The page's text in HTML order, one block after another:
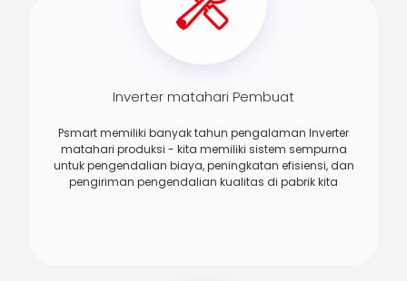
Inverter matahari Pembuat
Psmart memiliki banyak tahun pengalaman Inverter
matahari produksi - kita memiliki sistem sempurna
untuk pengendalian biaya, peningkatan efisiensi, dan
pengiriman pengendalian kualitas di pabrik kita